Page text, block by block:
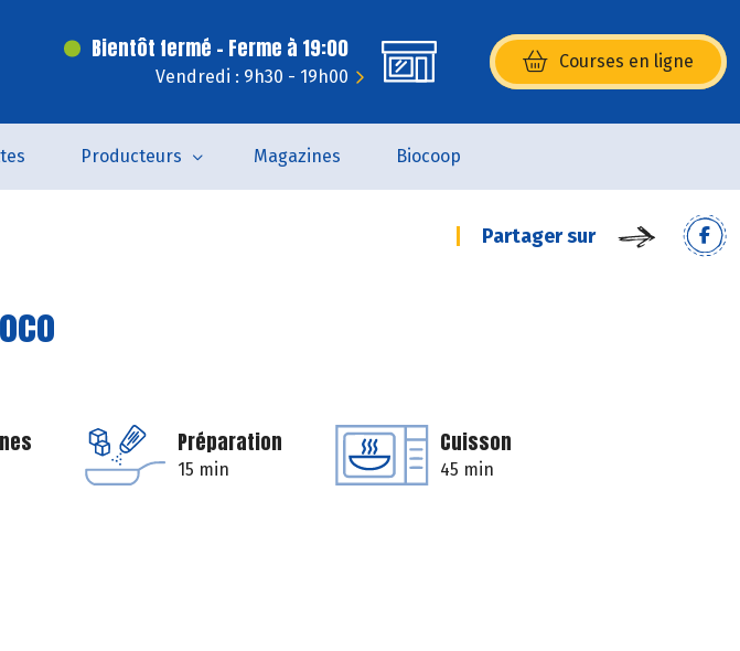
Bientôt fermé - Ferme à 19:00
Vendredi : 9h30 - 19h00
Courses en ligne
(s’ouvre dans une nouvelle
Producteurs Magazines Biocoop
Partager sur
Préparation
15 min
Cuisson
45 min